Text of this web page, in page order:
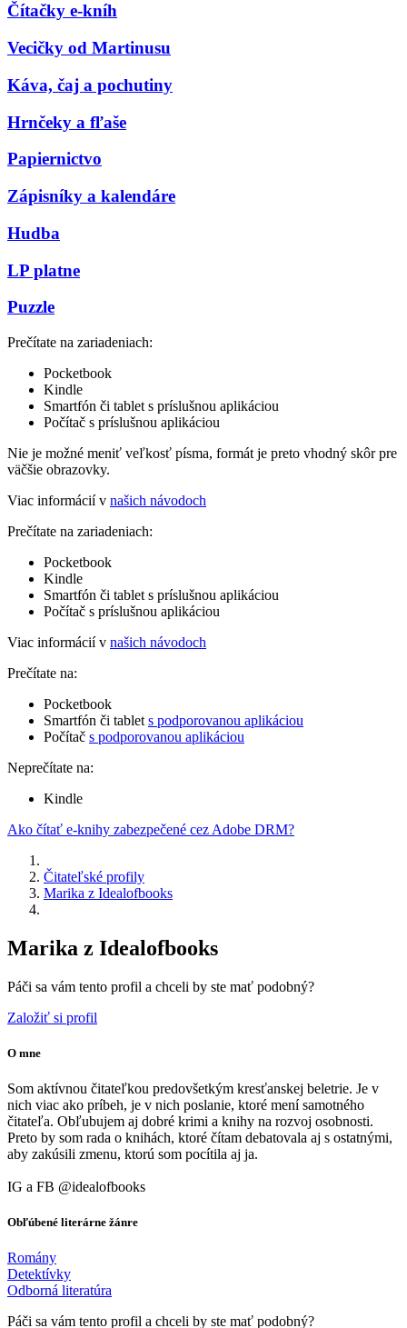
Čítačky e-kníh
Vecičky od Martinusu
Káva, čaj a pochutiny
Hrnčeky a fľaše
Papiernictvo
Zápisníky a kalendáre
Hudba
LP platne
Puzzle
Prečítate na zariadeniach:
Pocketbook
Kindle
Smartfón či tablet s príslušnou aplikáciou
Počítač s príslušnou aplikáciou
Nie je možné meniť veľkosť písma, formát je preto vhodný skôr pre
väčšie obrazovky.
Viac informácií v našich návodoch
Prečítate na zariadeniach:
Pocketbook
Kindle
Smartfón či tablet s príslušnou aplikáciou
Počítač s príslušnou aplikáciou
Viac informácií v našich návodoch
Prečítate na:
Pocketbook
Smartfón či tablet s podporovanou aplikáciou
Počítač s podporovanou aplikáciou
Neprečítate na:
Kindle
Ako čítať e-knihy zabezpečené cez Adobe DRM?
Čitateľské profily
Marika z Idealofbooks
Marika z Idealofbooks
Páči sa vám tento profil a chceli by ste mať podobný?
Založiť si profil
O mne
Som aktívnou čitateľkou predovšetkým kresťanskej beletrie. Je v
nich viac ako príbeh, je v nich poslanie, ktoré mení samotného
čitateľa. Obľubujem aj dobré krimi a knihy na rozvoj osobnosti.
Preto by som rada o knihách, ktoré čítam debatovala aj s ostatnými,
aby zakúsili zmenu, ktorú som pocítila aj ja.
IG a FB @idealofbooks
Obľúbené literárne žánre
Romány
Detektívky
Odborná literatúra
Páči sa vám tento profil a chceli by ste mať podobný?